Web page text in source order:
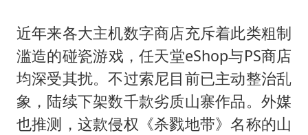
近年来各大主机数字商店充斥着此类粗制
滥造的碰瓷游戏，任天堂eShop与PS商店
均深受其扰。不过索尼目前已主动整治乱
象，陆续下架数千款劣质山寨作品。外媒
也推测，这款侵权《杀戮地带》名称的山